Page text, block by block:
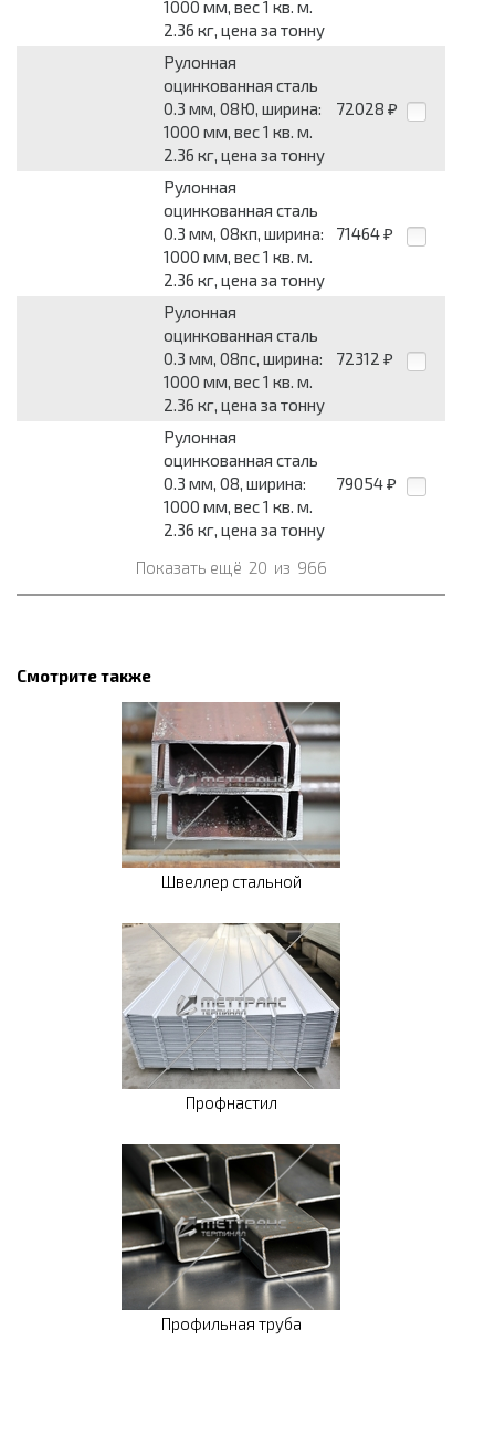
1000 мм, вес 1 кв. м.
2.36 кг, цена за тонну
Рулонная
оцинкованная сталь
0.3 мм, 08Ю, ширина:
1000 мм, вес 1 кв. м.
2.36 кг, цена за тонну
72028 ₽
Рулонная
оцинкованная сталь
0.3 мм, 08кп, ширина:
1000 мм, вес 1 кв. м.
2.36 кг, цена за тонну
71464 ₽
Рулонная
оцинкованная сталь
0.3 мм, 08пс, ширина:
1000 мм, вес 1 кв. м.
2.36 кг, цена за тонну
72312 ₽
Рулонная
оцинкованная сталь
0.3 мм, 08, ширина:
1000 мм, вес 1 кв. м.
2.36 кг, цена за тонну
79054 ₽
Показать ещё 20 из 966
Смотрите также
Швеллер стальной
Профнастил
Профильная труба